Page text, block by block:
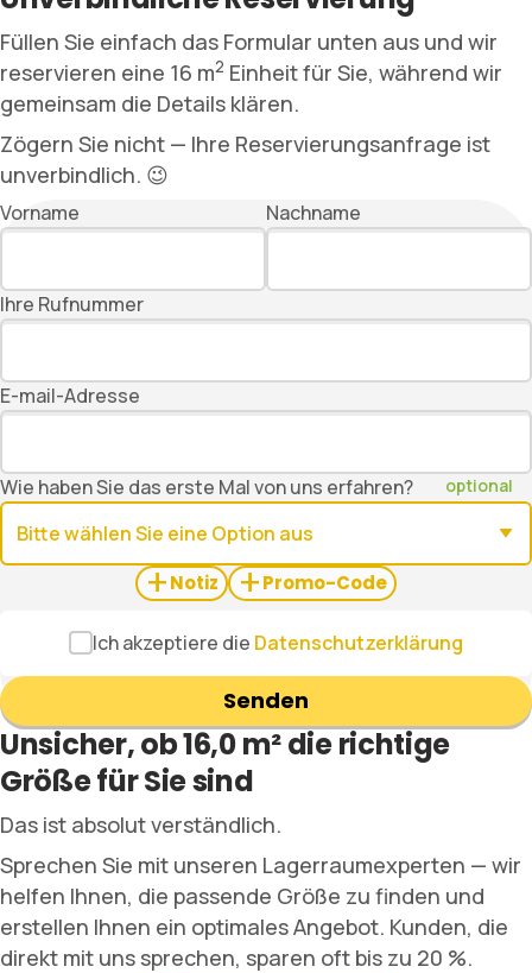
Füllen Sie einfach das Formular unten aus und wir
reservieren eine 16 m2 Einheit für Sie, während wir
gemeinsam die Details klären.
Zögern Sie nicht — Ihre Reservierungsanfrage ist
unverbindlich. 😉
Vorname Nachname
Ihre Rufnummer
E-mail-Adresse
Wie haben Sie das erste Mal von uns erfahren?
+Notiz +Promo-Code
Ich akzeptiere die Datenschutzerklärung
Senden
Unsicher, ob 16,0 m² die richtige
Größe für Sie sind
Das ist absolut verständlich.
Sprechen Sie mit unseren Lagerraumexperten — wir
helfen Ihnen, die passende Größe zu finden und
erstellen Ihnen ein optimales Angebot. Kunden, die
direkt mit uns sprechen, sparen oft bis zu 20 %.